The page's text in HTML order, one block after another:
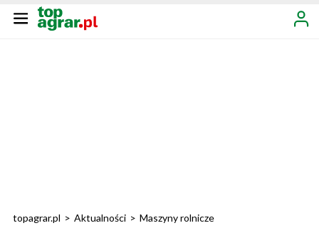
topagrar.pl > Aktualności > Maszyny rolnicze